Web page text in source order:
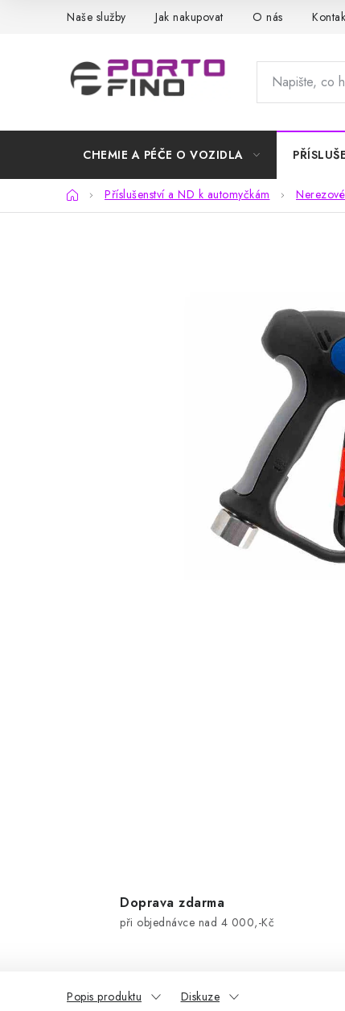
Naše služby Jak nakupovat O nás
CHEMIE A PÉČE O VOZIDLA
DomůPříslušenství a ND k automyčkám
Doprava zdarma
při objednávce nad 4 000,-Kč
Popis produktu Diskuze